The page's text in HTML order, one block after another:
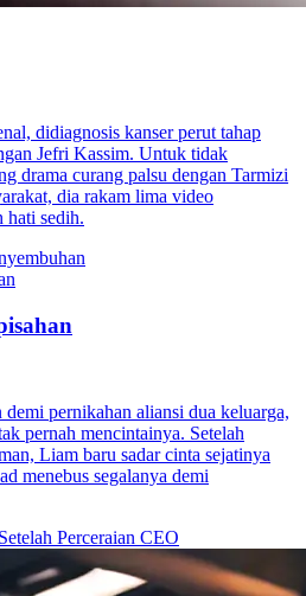
didiagnosis kanser perut tahap
Jefri Kassim. Untuk tidak
drama curang palsu dengan Tarmizi
dia rakam lima video
hati sedih.
pernikahan aliansi dua keluarga,
pernah mencintainya. Setelah
Liam baru sadar cinta sejatinya
menebus segalanya demi
Perceraian CEO